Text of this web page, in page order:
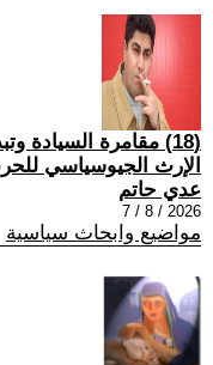
(18) مقامرة السيادة
الإرث الجيوسياسي للحرب
عدي حاتم
2026 / 8 / 7
مواضيع وابحاث سياسية